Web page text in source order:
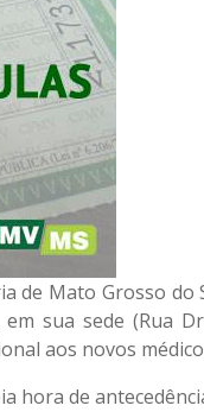
de Mato Grosso
em sua sede (Rua
aos novos
hora de